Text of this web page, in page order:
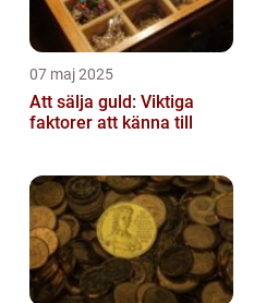
07 maj 2025
Att sälja guld: Viktiga
faktorer att känna till